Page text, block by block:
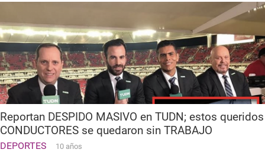
Reportan DESPIDO MASIVO en TUDN; estos queridos
CONDUCTORES se quedaron sin TRABAJO
DEPORTES 10 años